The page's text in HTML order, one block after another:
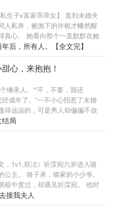
生子x富家乖乖女】 直到未婚夫
人私奔，被抛下的许栀才幡然醒
真心。 她看向那个一直默默在她
觉得自己已经习惯了黑暗，但许
我这个人有些老派，从订婚到结
他问她，“这是一辈子的事，你想
传闻，梁家两位少爷为争夺一个
是私生子梁锦墨成为赢家。 世
不近女色，许栀深以为然。 直至
分明的大手控着她纤细腰肢，菲
颈，火热的指尖寸寸逡巡，搅乱
后，所有人。【全文完】
心，来抱抱！
继承人。”“不，不要，我还
经成年了。”一不小心招惹了未婚
得远远的，可是男人却偏偏不放
，就要对我负责。给你两个选
要么做我情人。”她果断的选择了
情人都是吃香的喝辣的的，唯独
老妈子一样伺候他。她怒摔，
得慵懒，“乖，你还是适合做老
的喝辣的了。”可是做了老婆之
我生个继承人了。” （超甜萌宠
心干净）
局
，1v1,双洁）祈霂宛六岁进入骆
公主。 骆子承，骆家的小少爷。
暗中度过，却遇见祈霂宛。 他对
最终成了甩不掉宿命。 他宠
让她永远留在他的身边……
接我夫人